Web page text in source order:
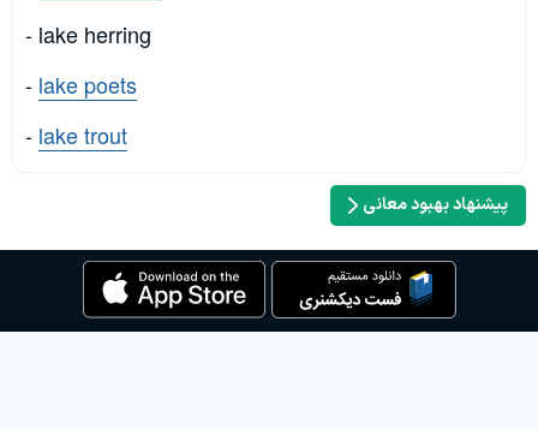
- lake herring
- lake poets
- lake trout
پیشنهاد بهبود معانی